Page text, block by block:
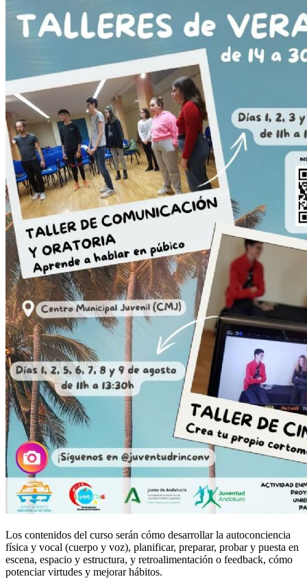
Los contenidos del curso serán cómo desarrollar la autoconciencia
física y vocal (cuerpo y voz), planificar, preparar, probar y puesta en
escena, espacio y estructura, y retroalimentación o feedback, cómo
potenciar virtudes y mejorar hábitos.